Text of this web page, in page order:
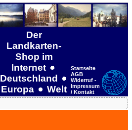
Der
Landkarten-
Shop im
Internet
Deutschland
Europa
Welt
Startseite
AGB
Widerruf -
Impressum
/ Kontakt